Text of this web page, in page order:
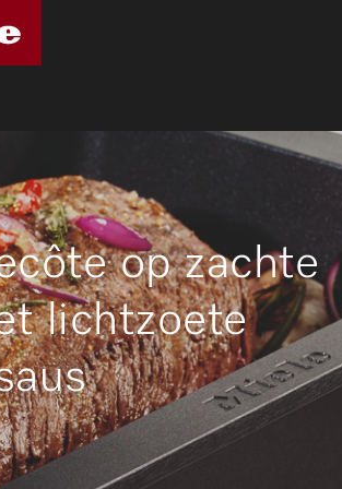
op zachte
lichtzoete